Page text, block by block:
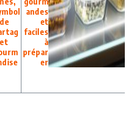
andes
et
faciles
à
prépar
er